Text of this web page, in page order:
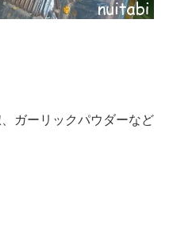
ガーリックパウダーなど